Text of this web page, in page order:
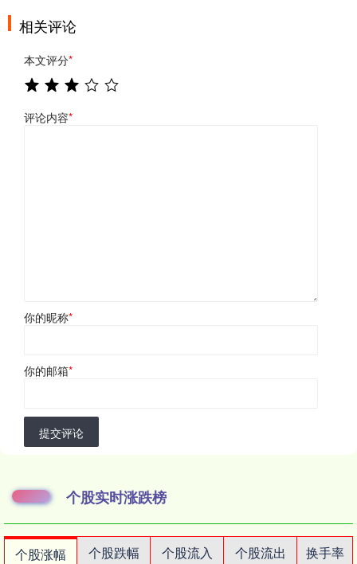
相关评论
本文评分*
评论内容*
你的昵称*
你的邮箱*
提交评论
个股实时涨跌榜
个股涨幅 个股跌幅 个股流入 个股流出
换手率